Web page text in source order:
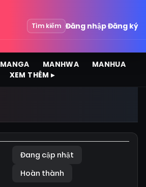
Tìm kiếm Đăng nhậpĐăng ký
MANGA MANHWA
MANHUA
XEM THÊM ▸
Đang cập nhật
Hoàn thành